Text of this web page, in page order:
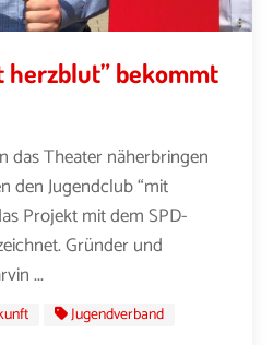
herzblut” bekommt
das Theater näherbringen
den Jugendclub “mit
Projekt mit dem SPD-
Gründer und
...
Jugendverband